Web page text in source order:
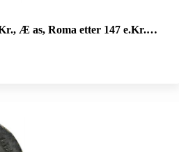
etter 147 e.Kr. R: Concordia sittende mot venstre